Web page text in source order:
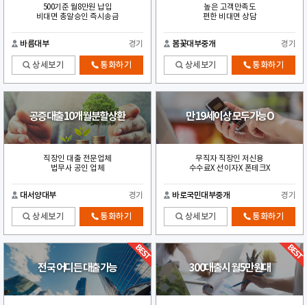
500기준 월8만원 납입
비대면 총알승인 즉시송금
바름대부 경기
상세보기 통화하기
높은 고객만족도
편한 비대면 상담
봄꽃대부중개 경기
상세보기 통화하기
공증대출10개월분할상환
직장인 대출 전문업체
법무사 공인 업체
대서양대부 경기
상세보기 통화하기
만 19세이상 모두가능O
무직자 직장인 저신용
수수료X 선이자X 폰테크X
바로국민대부중개 경기
상세보기 통화하기
전국 어디든 대출가능 300대출시 월5만원대